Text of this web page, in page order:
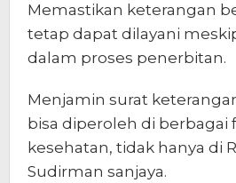
Memastikan keterangan
tetap dapat dilayani
dalam proses penerbitan.
Menjamin surat
bisa diperoleh di berbagai
kesehatan, tidak hanya di
Sudirman sanjaya.